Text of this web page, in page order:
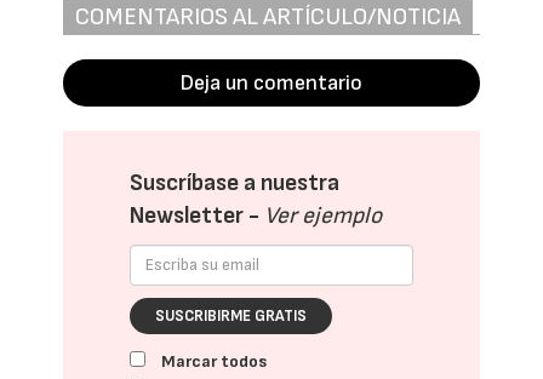
COMENTARIOS AL ARTÍCULO/NOTICIA
Deja un comentario
Suscríbase a nuestra
Newsletter - Ver ejemplo
SUSCRIBIRME GRATIS
Marcar todos